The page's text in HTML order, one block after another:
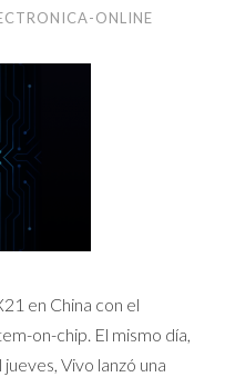
ONLINE
en China con el
on-chip. El mismo día,
Vivo lanzó una